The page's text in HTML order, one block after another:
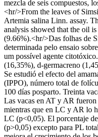
mezcla de seis compuestos,
<hr/>From the leaves of
Artemia salina Linn. assay.
analysis showed that the oil
(9.66%).<hr/>Das folhas de
determinada pelo ensaio
um possível agente
(16,35%), d-germacreno
Se estudió el efecto del
(IPPO), número total de
100 días posparto. Treinta
Las vacas en AT y AR fueron
mientras que en LC y AR lo
LC (p<0,05). El porcentaje
(p>0,05) excepto para PL